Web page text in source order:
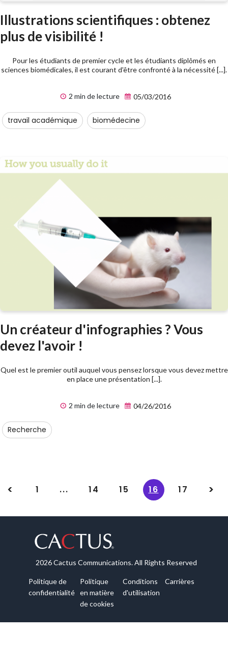
Illustrations scientifiques : obtenez
plus de visibilité !
Pour les étudiants de premier cycle et les étudiants diplômés en
sciences biomédicales, il est courant d'être confronté à la nécessité [...].
2 min de lecture 05/03/2016
travail académique biomédecine
Un créateur d'infographies ? Vous
devez l'avoir !
Quel est le premier outil auquel vous pensez lorsque vous devez mettre
en place une présentation [...].
2 min de lecture 04/26/2016
Recherche
1 ... 14 15 16 17
2026 Cactus Communications. All Rights Reserved
Politique de
confidentialité
Politique
en matière
de cookies
Conditions
d'utilisation
Carrières